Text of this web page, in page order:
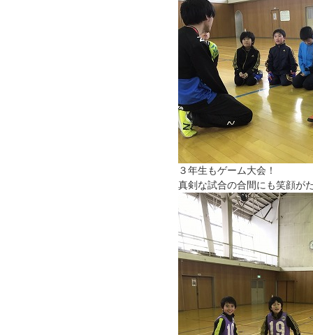
３年生もゲーム大会！
真剣な試合の合間にも笑顔が